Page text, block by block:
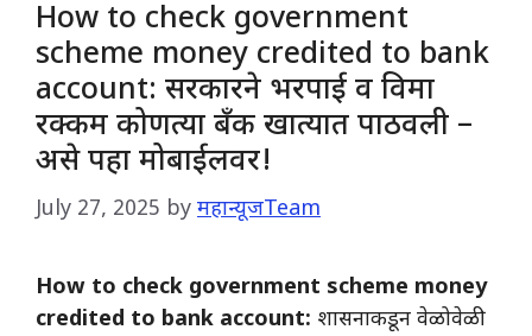
How to check government
scheme money credited to bank
account: सरकारने भरपाई व विमा
रक्कम कोणत्या बँक खात्यात पाठवली –
असे पहा मोबाईलवर!
July 27, 2025 by महान्यूजTeam
How to check government scheme money
credited to bank account: शासनाकडून वेळोवेळी